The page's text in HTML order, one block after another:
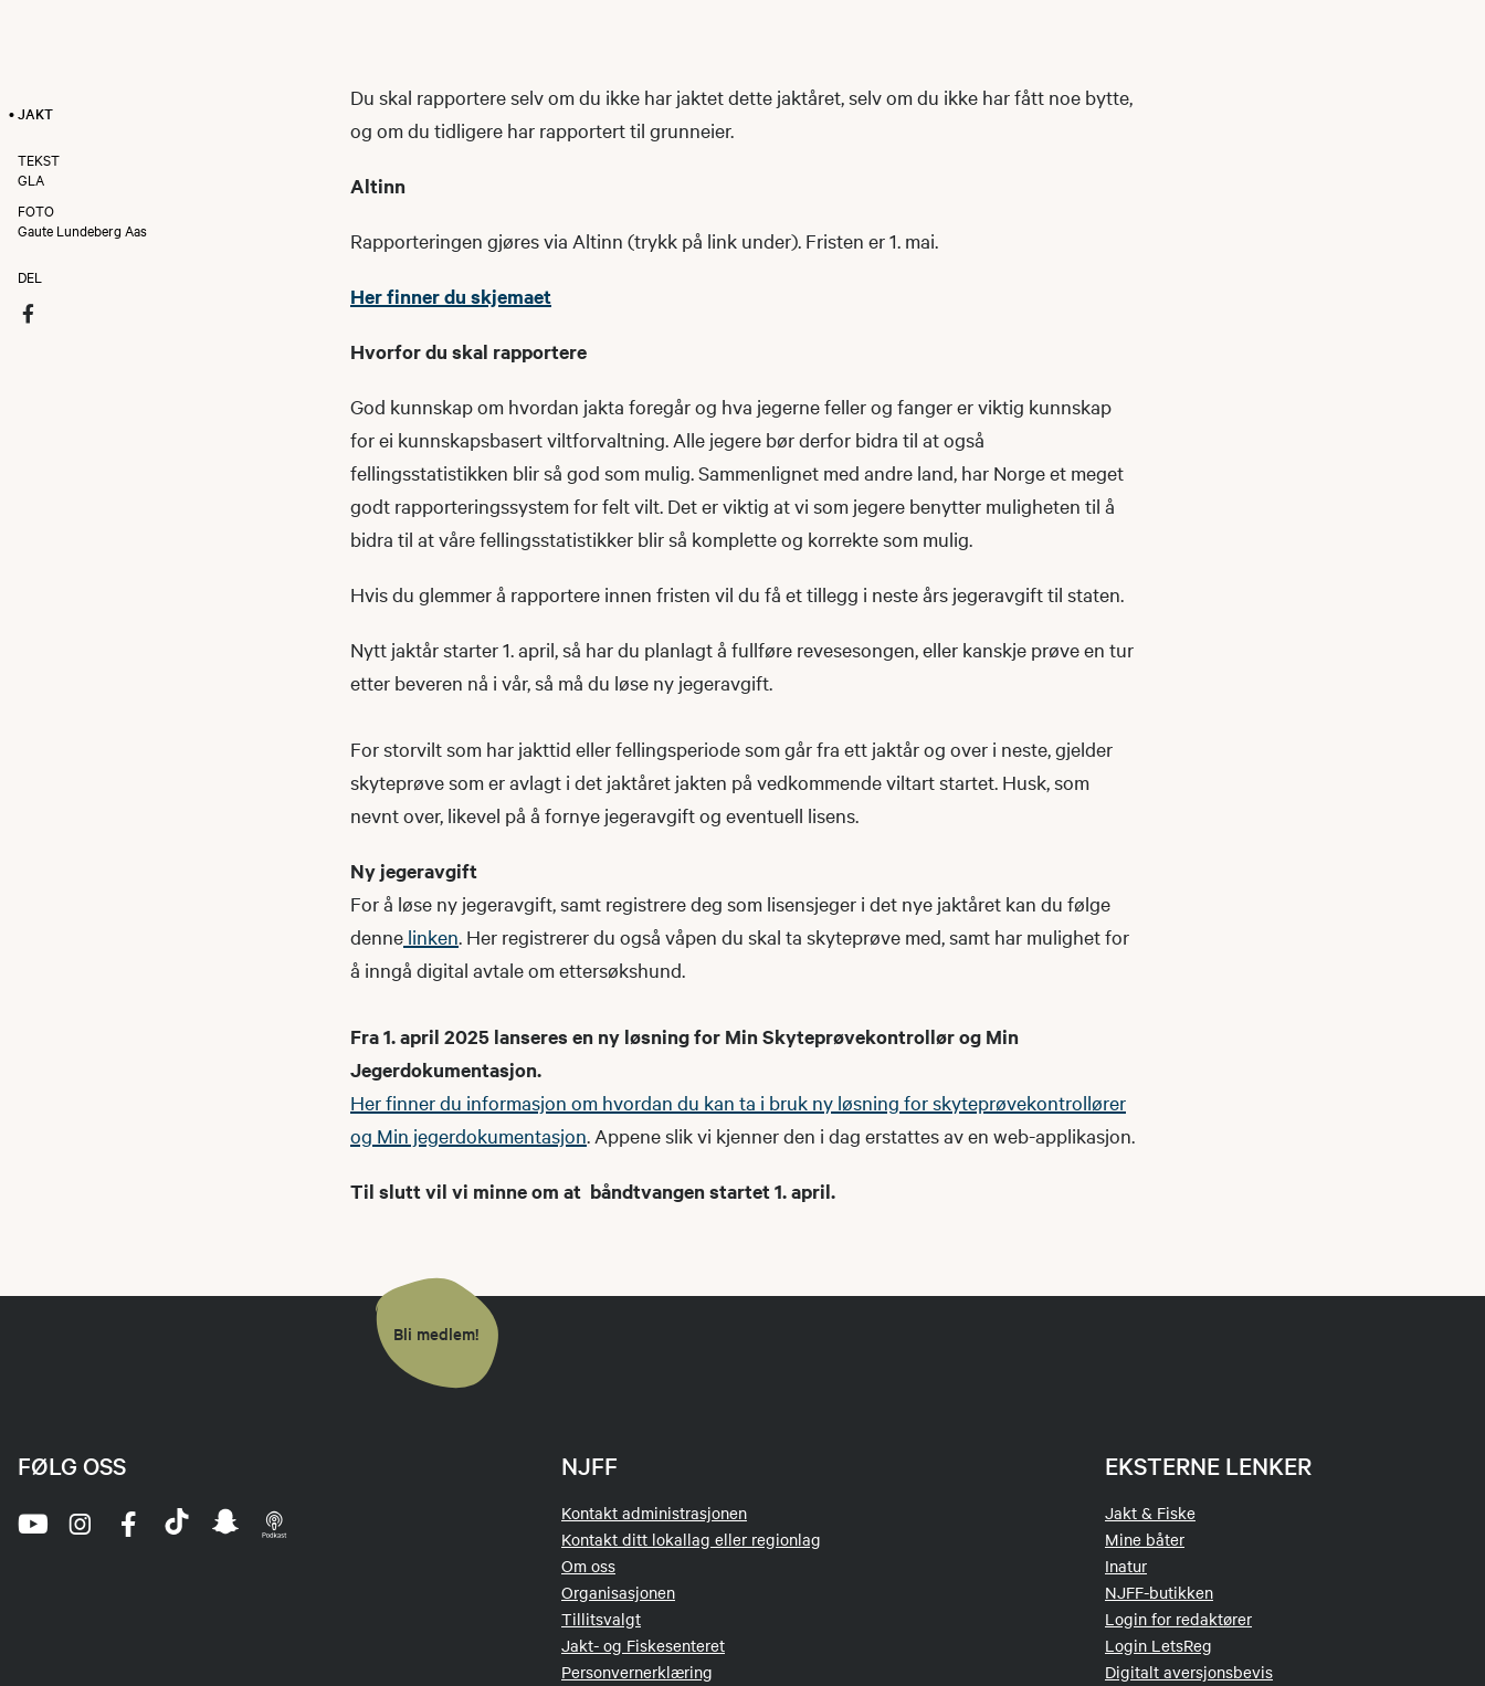
• JAKT
TEKST
GLA
FOTO
Gaute Lundeberg Aas
DEL
Du skal rapportere selv om du ikke har jaktet dette jaktåret, selv om du ikke har fått noe bytte,
og om du tidligere har rapportert til grunneier.
Altinn
Rapporteringen gjøres via Altinn (trykk på link under). Fristen er 1. mai. ​
Her finner du skjemaet
Hvorfor du skal rapportere
God kunnskap om hvordan jakta foregår og hva jegerne feller og fanger er viktig kunnskap
for ei kunnskapsbasert viltforvaltning. Alle jegere bør derfor bidra til at også
fellingsstatistikken blir så god som mulig. Sammenlignet med andre land, har Norge et meget
godt rapporteringssystem for felt vilt. Det er viktig at vi som jegere benytter muligheten til å
bidra til at våre fellingsstatistikker blir så komplette og korrekte som mulig.​
Hvis du glemmer å rapportere innen fristen vil du få et tillegg i neste års jegeravgift til staten.
Nytt jaktår starter 1. april, så har du planlagt å fullføre revesesongen, eller kanskje prøve en tur
etter beveren nå i vår, så må du løse ny jegeravgift.
For storvilt som har jakttid eller fellingsperiode som går fra ett jaktår og over i neste, gjelder
skyteprøve som er avlagt i det jaktåret jakten på vedkommende viltart startet. Husk, som
nevnt over, likevel på å fornye jegeravgift og eventuell lisens.​
​Ny jegeravgift
For å løse ny jegeravgift, samt registrere deg som lisensjeger i det nye jaktåret kan du følge
denne linken. Her registrerer du også våpen du skal ta skyteprøve med, samt har mulighet for
å inngå digital avtale om ettersøkshund.​
Fra 1. april 2025 lanseres en ny løsning for Min Skyteprøvekontrollør og Min
Jegerdokumentasjon.
Her finner du informasjon om hvordan du kan ta i bruk ny løsning for skyteprøvekontrollører
og Min jegerdokumentasjon. Appene slik vi kjenner den i dag erstattes av en web-applikasjon.
Til slutt vil vi minne om at båndtvangen startet 1. april.
Bli medlem!
NJFF
Kontakt administrasjonen
Kontakt ditt lokallag eller regionlag
Om oss
Organisasjonen
Tillitsvalgt
Jakt- og Fiskesenteret
Personvernerklæring
EKSTERNE LENKER
Jakt & Fiske
Mine båter
Inatur
NJFF-butikken
Login for redaktører
Login LetsReg
Digitalt aversjonsbevis
FØLG OSS